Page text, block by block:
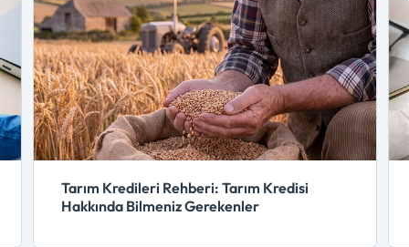
Tarım Kredileri Rehberi: Tarım Kredisi
Hakkında Bilmeniz Gerekenler